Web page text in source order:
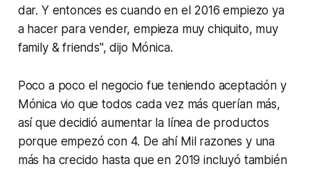
dar. Y entonces es cuando en el 2016 empiezo ya
a hacer para vender, empieza muy chiquito, muy
family & friends", dijo Mónica.
Poco a poco el negocio fue teniendo aceptación y
Mónica vio que todos cada vez más querían más,
así que decidió aumentar la línea de productos
porque empezó con 4. De ahí Mil razones y una
más ha crecido hasta que en 2019 incluyó también